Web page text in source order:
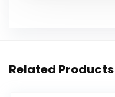
Related Products